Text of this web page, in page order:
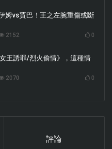
姆vs賈巴！王之左腕重傷或斷
2152 0
王誘罪/烈火偷情》，這種情
2070 0
評論